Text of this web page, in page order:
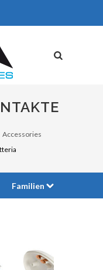
Accessories
Familien